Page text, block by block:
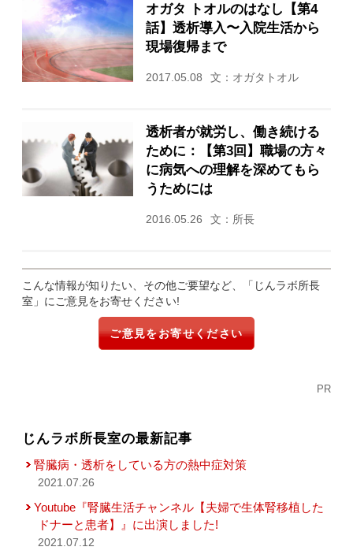
オガタ トオルのはなし【第4
話】透析導入〜入院生活から
現場復帰まで
2017.05.08 文：オガタトオル
透析者が就労し、働き続ける
ために：【第3回】職場の方々
に病気への理解を深めてもら
うためには
2016.05.26 文：所長
こんな情報が知りたい、その他ご要望など、「じんラボ所長
室」にご意見をお寄せください!
ご意見をお寄せください
PR
じんラボ所長室の最新記事
腎臓病・透析をしている方の熱中症対策
2021.07.26
Youtube『腎臓生活チャンネル【夫婦で生体腎移植した
ドナーと患者】』に出演しました!
2021.07.12